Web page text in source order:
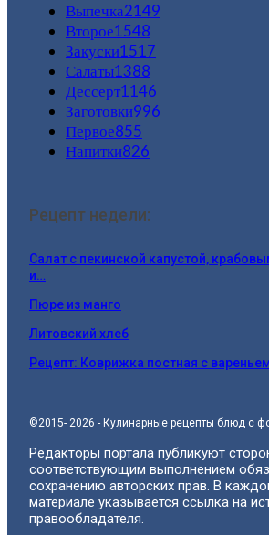
Выпечка2149
Второе1548
Закуски1517
Салаты1388
Дессерт1146
Заготовки996
Первое855
Напитки826
Рецепт недели:
Салат с пекинской капустой,
и…
Пюре из манго
Литовский хлеб
Рецепт: Коврижка постная с
©2015- 2026 - Кулинарные рецепты блюд с
Редакторы портала публикуют
соответствующим выполнением
сохранению авторских прав. В
материале указывается ссылка на
правообладателя.